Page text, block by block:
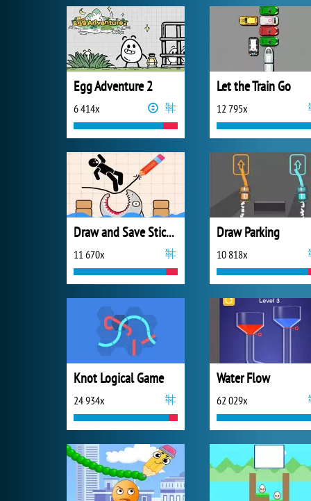
Egg Adventure 2
6 414x
Let the Train Go
12 795x
Draw and Save Stickman
11 670x
Draw Parking
10 818x
Knot Logical Game
24 934x
Water Flow
62 029x